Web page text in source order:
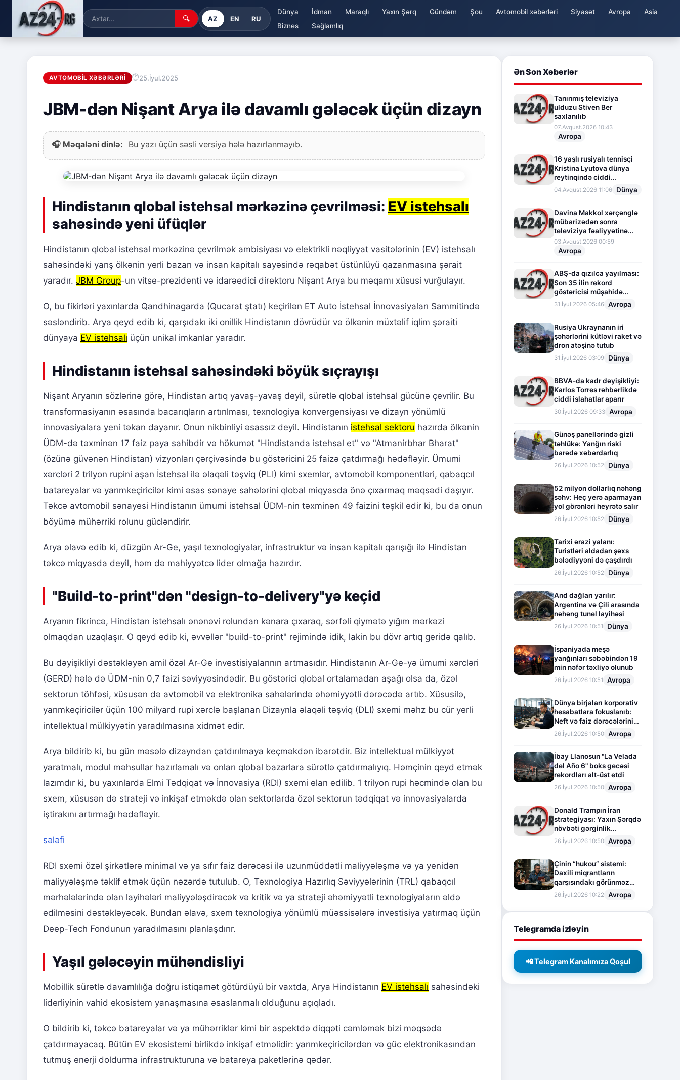
🔍 AZ EN RU
Dünya İdman Maraqlı Yaxın Şərq Gündəm Şou Avtomobil xəbərləri Siyasət Avropa
Asia
Biznes
Sağlamlıq
AVTOMOBIL XƏBƏRLƏRI 25.İyul.2025
JBM-dən Nişant Arya ilə davamlı gələcək üçün dizayn
🎧 Məqaləni dinlə: Bu yazı üçün səsli versiya hələ hazırlanmayıb.
Hindistanın qlobal istehsal mərkəzinə çevrilməsi: EV istehsalı
sahəsində yeni üfüqlər
Hindistanın qlobal istehsal mərkəzinə çevrilmək ambisiyası və elektrikli nəqliyyat vasitələrinin (EV) istehsalı
sahəsindəki yarış ölkənin yerli bazarı və insan kapitalı sayəsində rəqabət üstünlüyü qazanmasına şərait
yaradır. JBM Group-un vitse-prezidenti və idarəedici direktoru Nişant Arya bu məqamı xüsusi vurğulayır.
O, bu fikirləri yaxınlarda Qandhinagarda (Qucarat ştatı) keçirilən ET Auto İstehsal İnnovasiyaları Sammitində
səsləndirib. Arya qeyd edib ki, qarşıdakı iki onillik Hindistanın dövrüdür və ölkənin müxtəlif iqlim şəraiti
dünyaya EV istehsalı üçün unikal imkanlar yaradır.
Hindistanın istehsal sahəsindəki böyük sıçrayışı
Nişant Aryanın sözlərinə görə, Hindistan artıq yavaş-yavaş deyil, sürətlə qlobal istehsal gücünə çevrilir. Bu
transformasiyanın əsasında bacarıqların artırılması, texnologiya konvergensiyası və dizayn yönümlü
innovasiyalara yeni təkan dayanır. Onun nikbinliyi əsassız deyil. Hindistanın istehsal sektoru hazırda ölkənin
ÜDM-də təxminən 17 faiz paya sahibdir və hökumət "Hindistanda istehsal et" və "Atmanirbhar Bharat"
(özünə güvənən Hindistan) vizyonları çərçivəsində bu göstəricini 25 faizə çatdırmağı hədəfləyir. Ümumi
xərcləri 2 trilyon rupini aşan İstehsal ilə əlaqəli təşviq (PLI) kimi sxemlər, avtomobil komponentləri, qabaqcıl
batareyalar və yarımkeçiricilər kimi əsas sənaye sahələrini qlobal miqyasda önə çıxarmaq məqsədi daşıyır.
Təkcə avtomobil sənayesi Hindistanın ümumi istehsal ÜDM-nin təxminən 49 faizini təşkil edir ki, bu da onun
böyümə mühərriki rolunu gücləndirir.
Arya əlavə edib ki, düzgün Ar-Ge, yaşıl texnologiyalar, infrastruktur və insan kapitalı qarışığı ilə Hindistan
təkcə miqyasda deyil, həm də mahiyyətcə lider olmağa hazırdır.
"Build-to-print"dən "design-to-delivery"yə keçid
Aryanın fikrincə, Hindistan istehsalı ənənəvi rolundan kənara çıxaraq, sərfəli qiymətə yığım mərkəzi
olmaqdan uzaqlaşır. O qeyd edib ki, əvvəllər "build-to-print" rejimində idik, lakin bu dövr artıq geridə qalıb.
Bu dəyişikliyi dəstəkləyən amil özəl Ar-Ge investisiyalarının artmasıdır. Hindistanın Ar-Ge-yə ümumi xərcləri
(GERD) hələ də ÜDM-nin 0,7 faizi səviyyəsindədir. Bu göstərici qlobal ortalamadan aşağı olsa da, özəl
sektorun töhfəsi, xüsusən də avtomobil və elektronika sahələrində əhəmiyyətli dərəcədə artıb. Xüsusilə,
yarımkeçiricilər üçün 100 milyard rupi xərclə başlanan Dizaynla əlaqəli təşviq (DLI) sxemi məhz bu cür yerli
intellektual mülkiyyətin yaradılmasına xidmət edir.
Arya bildirib ki, bu gün məsələ dizayndan çatdırılmaya keçməkdən ibarətdir. Biz intellektual mülkiyyət
yaratmalı, modul məhsullar hazırlamalı və onları qlobal bazarlara sürətlə çatdırmalıyıq. Həmçinin qeyd etmək
lazımdır ki, bu yaxınlarda Elmi Tədqiqat və İnnovasiya (RDI) sxemi elan edilib. 1 trilyon rupi həcmində olan bu
sxem, xüsusən də strateji və inkişaf etməkdə olan sektorlarda özəl sektorun tədqiqat və innovasiyalarda
iştirakını artırmağı hədəfləyir.
sələfi
RDI sxemi özəl şirkətlərə minimal və ya sıfır faiz dərəcəsi ilə uzunmüddətli maliyyələşmə və ya yenidən
maliyyələşmə təklif etmək üçün nəzərdə tutulub. O, Texnologiya Hazırlıq Səviyyələrinin (TRL) qabaqcıl
mərhələlərində olan layihələri maliyyələşdirəcək və kritik və ya strateji əhəmiyyətli texnologiyaların əldə
edilməsini dəstəkləyəcək. Bundan əlavə, sxem texnologiya yönümlü müəssisələrə investisiya yatırmaq üçün
Deep-Tech Fondunun yaradılmasını planlaşdırır.
Yaşıl gələcəyin mühəndisliyi
Mobillik sürətlə davamlılığa doğru istiqamət götürdüyü bir vaxtda, Arya Hindistanın EV istehsalı sahəsindəki
liderliyinin vahid ekosistem yanaşmasına əsaslanmalı olduğunu açıqladı.
O bildirib ki, təkcə batareyalar və ya mühərriklər kimi bir aspektdə diqqəti cəmləmək bizi məqsədə
çatdırmayacaq. Bütün EV ekosistemi birlikdə inkişaf etməlidir: yarımkeçiricilərdən və güc elektronikasından
tutmuş enerji doldurma infrastrukturuna və batareya paketlərinə qədər.
Ən Son Xəbərlər
Tanınmış televiziya
ulduzu Stiven Ber
saxlanılıb
07.Avqust.2026 10:43
Avropa
16 yaşlı rusiyalı tennisçi
Kristina Lyutova dünya
reytinqində ciddi
irəliləyişə imza atdı
04.Avqust.2026 11:06 Dünya
Davina Makkol xərçənglə
mübarizədən sonra
televiziya fəaliyyətinə
fasilə verir
03.Avqust.2026 00:59
Avropa
ABŞ-da qızılca yayılması:
Son 35 ilin rekord
göstəricisi müşahidə
olunur
31.İyul.2026 05:46 Avropa
Rusiya Ukraynanın iri
şəhərlərini kütləvi raket və
dron atəşinə tutub
31.İyul.2026 03:09 Dünya
BBVA-da kadr dəyişikliyi:
Karlos Torres rəhbərlikdə
ciddi islahatlar aparır
30.İyul.2026 09:33 Avropa
Günəş panellərində gizli
təhlükə: Yanğın riski
barədə xəbərdarlıq
26.İyul.2026 10:52 Dünya
52 milyon dollarlıq nəhəng
səhv: Heç yerə aparmayan
yol görənləri heyrətə salır
26.İyul.2026 10:52 Dünya
Tarixi ərazi yalanı:
Turistləri aldadan şəxs
bələdiyyəni də çaşdırdı
26.İyul.2026 10:52 Dünya
And dağları yarılır:
Argentina və Çili arasında
nəhəng tunel layihəsi
26.İyul.2026 10:51 Dünya
İspaniyada meşə
yanğınları səbəbindən 19
min nəfər təxliyə olunub
26.İyul.2026 10:51 Avropa
Dünya birjaları korporativ
hesabatlara fokuslanıb:
Neft və faiz dərəcələrinin
təsiri altında cari vəziyyət
26.İyul.2026 10:50 Avropa
İbay Llanosun "La Velada
del Año 6" boks gecəsi
rekordları alt-üst etdi
26.İyul.2026 10:50 Avropa
Donald Trampın İran
strategiyası: Yaxın Şərqdə
növbəti gərginlik
mərhələsi
26.İyul.2026 10:50 Avropa
Çinin “hukou” sistemi:
Daxili miqrantların
qarşısındakı görünməz
sədd
26.İyul.2026 10:22 Avropa
Telegramda izləyin
📲 Telegram Kanalımıza Qoşul